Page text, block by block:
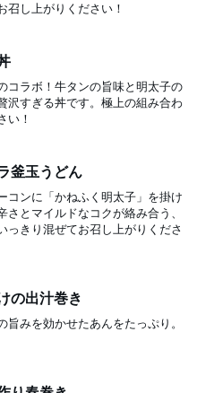
召し上がりください！
コラボ！牛タンの旨味と明太子の
沢すぎる丼です。極上の組み合わ
い！
釜玉うどん
コンに「かねふく明太子」を掛け
とマイルドなコクが絡み合う、
っきり混ぜてお召し上がりくださ
の出汁巻き
みを効かせたあんをたっぷり。